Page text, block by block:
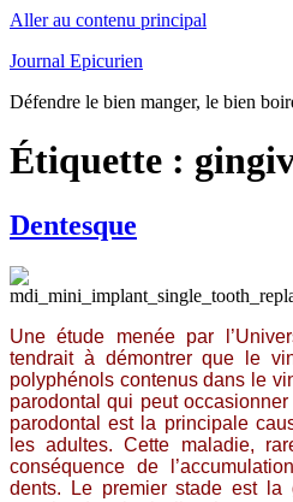
Aller au contenu principal
Journal Epicurien
Défendre le bien manger, le bien
Étiquette :
Dentesque
Une étude menée par
tendrait à démontrer que le
polyphénols contenus dans le
parodontal qui peut
parodontal est la principale
les adultes. Cette maladie,
conséquence de
dents. Le premier stade est la